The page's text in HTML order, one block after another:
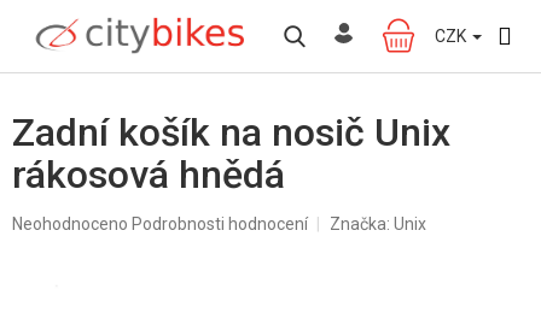
obsah
NÁKUPNÍ
KOŠÍK
CZK
Zadní košík na nosič Unix
rákosová hnědá
Průměrné
Neohodnoceno Podrobnosti hodnocení Značka: Unix